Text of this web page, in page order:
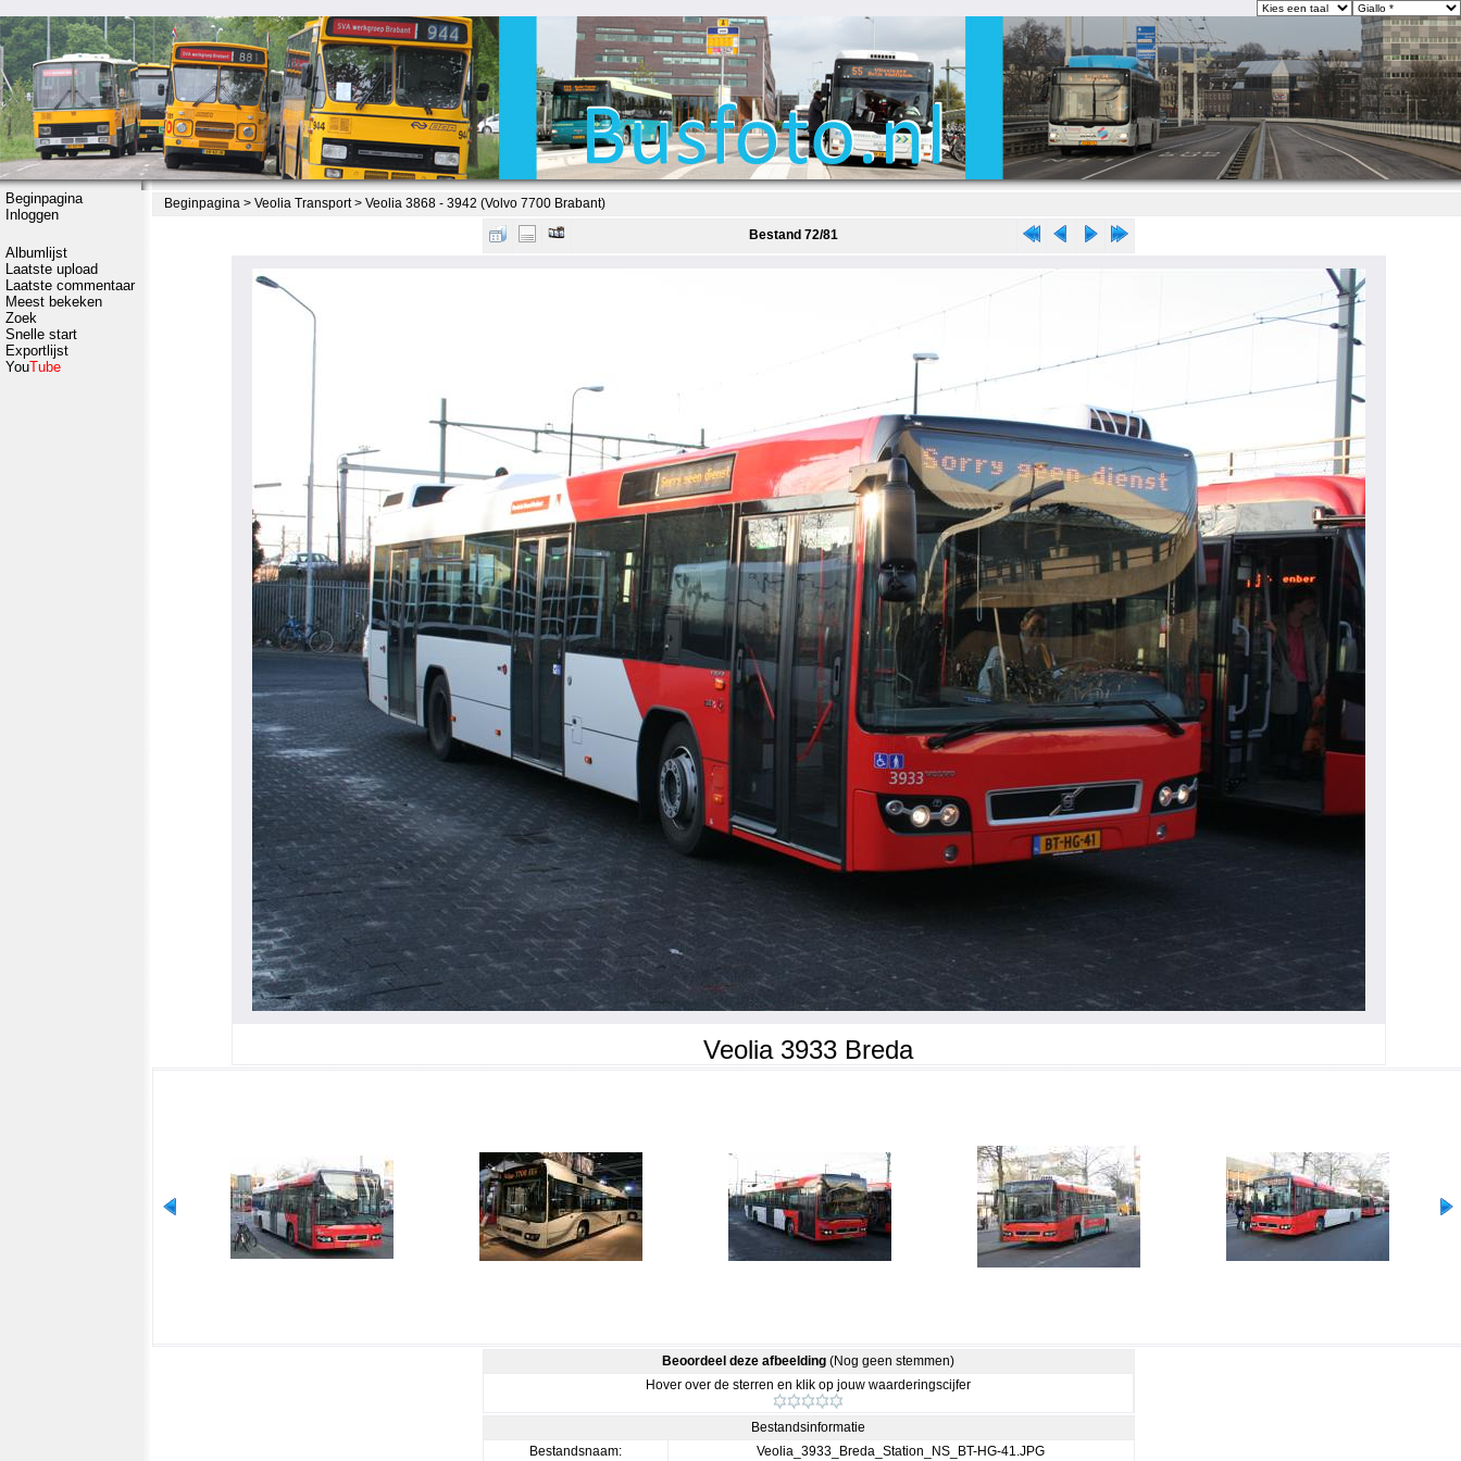
Beginpagina
Inloggen
Albumlijst
Laatste upload
Laatste commentaar
Meest bekeken
Zoek
Snelle start
Exportlijst
YouTube
Beginpagina > Veolia Transport> Veolia 3868 - 3942 (Volvo 7700 Brabant)
Bestand 72/81
Veolia 3933 Breda
Beoordeel deze afbeelding (Nog geen stemmen)
Hover over de sterren en klik op jouw waarderingscijfer
Bestandsinformatie
Bestandsnaam:
Veolia_3933_Breda_Station_NS_BT-HG-41.JPG